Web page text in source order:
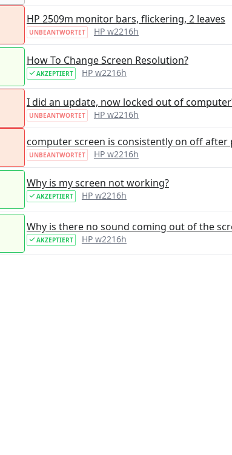
HP 2509m monitor bars, flickering, 2 leaves
UNBEANTWORTET HP w2216h
How To Change Screen Resolution?
AKZEPTIERT HP w2216h
I did an update, now locked out of
UNBEANTWORTET HP w2216h
computer screen is consistently on off
UNBEANTWORTET HP w2216h
Why is my screen not working?
AKZEPTIERT HP w2216h
Why is there no sound coming out of the
AKZEPTIERT HP w2216h